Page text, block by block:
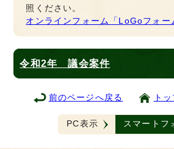
照ください。
オンラインフォーム「LoGoフォー
令和2年 議会案件
前のページへ戻る ト
PC表示 スマートフ